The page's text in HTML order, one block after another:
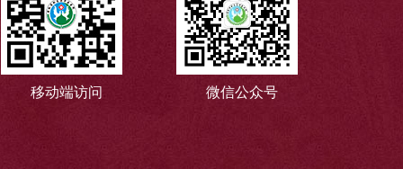
移动端访问 微信公众号